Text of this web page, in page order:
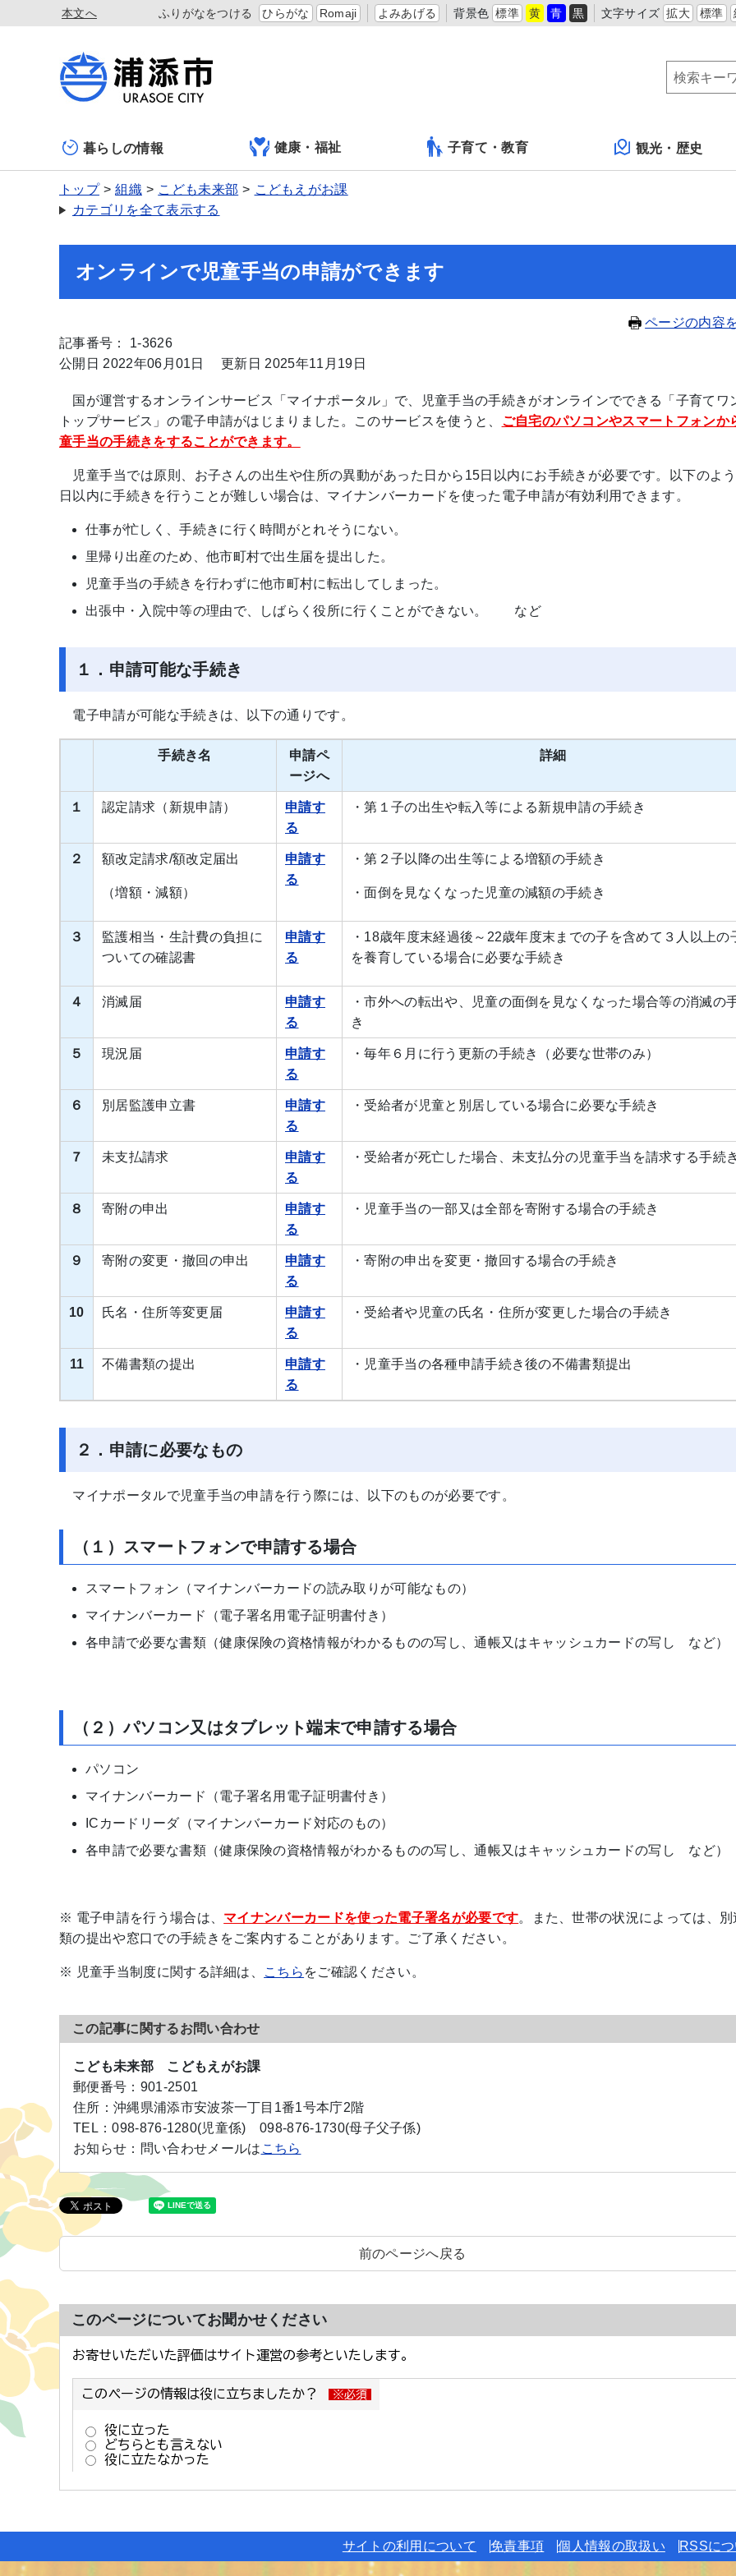
本文へ ふりがなをつける ひらがな Romaji よみあげる 背景色 標準 黄 青 黒 文字サイズ 拡大 標準
暮らしの情報 健康・福祉 子育て・教育 観光・歴史
トップ 組織 こども未来部
こどもえがお課
カテゴリを全て表示する
オンラインで児童手当の申請ができます
ページの内容
記事番号： 1-3626
公開日 2022年06月01日
更新日 2025年11月19日
国が運営するオンラインサービス「マイナポータル」で、児童手当の手続きがオンラインでできる「子育てワ
トップサービス」の電子申請がはじまりました。このサービスを使うと、 ご自宅のパソコンやスマートフォンか
童手当の手続きをすることができます。
児童手当では原則、お子さんの出生や住所の異動があった日から15日以内にお手続きが必要です。以下のよ
日以内に手続きを行うことが難しい場合は、マイナンバーカードを使った電子申請が有効利用できます。
仕事が忙しく、手続きに行く時間がとれそうにない。
里帰り出産のため、他市町村で出生届を提出した。
児童手当の手続きを行わずに他市町村に転出してしまった。
出張中・入院中等の理由で、しばらく役所に行くことができない。 など
１．申請可能な手続き
電子申請が可能な手続きは、以下の通りです。
手続き名
申請ペ
ージへ
詳細
１ 認定請求（新規申請）
申請す
る
・第１子の出生や転入等による新規申請の手続き
２ 額改定請求/額改定届出
（増額・減額）
申請す
る
・第２子以降の出生等による増額の手続き
・面倒を見なくなった児童の減額の手続き
３
監護相当・生計費の負担に
ついての確認書
申請す
る
・18歳年度末経過後～22歳年度末までの子を含めて３人以上の
を養育している場合に必要な手続き
４ 消滅届
申請す
る
・市外への転出や、児童の面倒を見なくなった場合等の消滅の
き
５ 現況届
申請す
る
・毎年６月に行う更新の手続き（必要な世帯のみ）
６ 別居監護申立書
申請す
る
・受給者が児童と別居している場合に必要な手続き
７ 未支払請求
申請す
る
・受給者が死亡した場合、未支払分の児童手当を請求する手続
８ 寄附の申出
申請す
る
・児童手当の一部又は全部を寄附する場合の手続き
９ 寄附の変更・撤回の申出
申請す
る
・寄附の申出を変更・撤回する場合の手続き
10 氏名・住所等変更届
申請す
る
・受給者や児童の氏名・住所が変更した場合の手続き
11 不備書類の提出
申請す
る
・児童手当の各種申請手続き後の不備書類提出
２．申請に必要なもの
マイナポータルで児童手当の申請を行う際には、以下のものが必要です。
（１）スマートフォンで申請する場合
スマートフォン（マイナンバーカードの読み取りが可能なもの）
マイナンバーカード（電子署名用電子証明書付き）
各申請で必要な書類（健康保険の資格情報がわかるものの写し、通帳又はキャッシュカードの写し など）
（２）パソコン又はタブレット端末で申請する場合
パソコン
マイナンバーカード（電子署名用電子証明書付き）
ICカードリーダ（マイナンバーカード対応のもの）
各申請で必要な書類（健康保険の資格情報がわかるものの写し、通帳又はキャッシュカードの写し など）
※ 電子申請を行う場合は、 マイナンバーカードを使った電子署名が必要です。また、世帯の状況によっては、別
類の提出や窓口での手続きをご案内することがあります。ご了承ください。
※ 児童手当制度に関する詳細は、 こちら をご確認ください。
この記事に関するお問い合わせ
こども未来部 こどもえがお課
郵便番号： 901-2501
住所： 沖縄県浦添市安波茶一丁目1番1号本庁2階
TEL：098-876-1280(児童係) 098-876-1730(母子父子係)
お知らせ： 問い合わせメールは こちら
前のページへ戻る
このページについてお聞かせください
サイトの利用について 免責事項 個人情報の取扱い RSSに